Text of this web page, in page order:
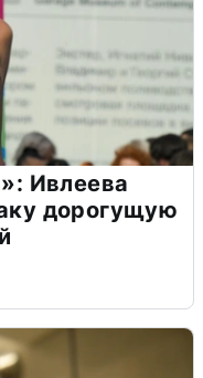
Ивлеева
дорогущую